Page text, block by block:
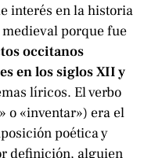
interés en la historia
porque fue
occitanos
en los siglos XII y
líricos. El verbo
o «inventar») era el
poética y
definición, alguien